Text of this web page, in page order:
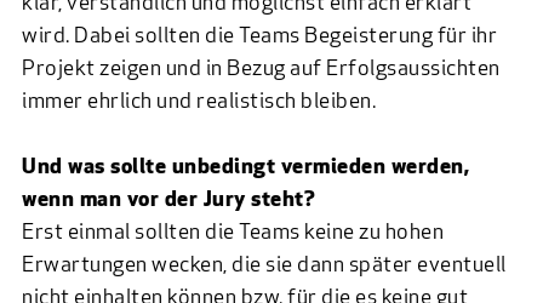
wird. Dabei sollten die Teams Begeisterung für ihr
Projekt zeigen und in Bezug auf Erfolgsaussichten
immer ehrlich und realistisch bleiben.
Und was sollte unbedingt vermieden werden,
wenn man vor der Jury steht?
Erst einmal sollten die Teams keine zu hohen
Erwartungen wecken, die sie dann später eventuell